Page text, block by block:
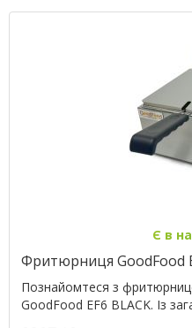
Є в
Фритюрниця GoodFood
Познайомтеся з
GoodFood EF6 BLACK. Із